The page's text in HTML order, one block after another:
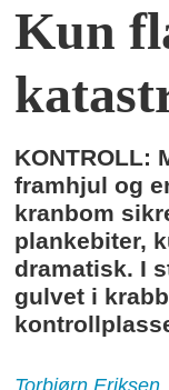
Kun
KONTROLL:
framhjul og
kranbom
plankebiter,
dramatisk. I
gulvet i